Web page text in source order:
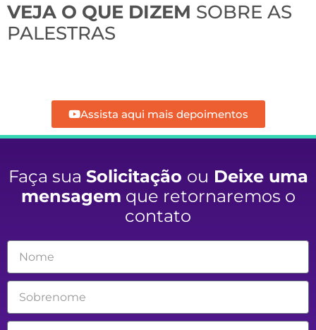
VEJA O QUE DIZEM SOBRE AS
PALESTRAS
Assista aqui mais depoimentos
Faça sua Solicitação ou Deixe uma
mensagem que retornaremos o
contato
Nome
Sobrenome